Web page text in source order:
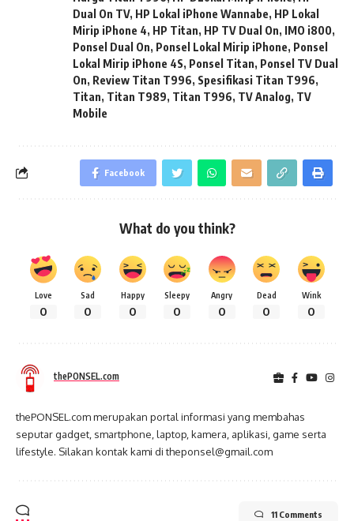
Dual On TV, HP Lokal iPhone Wannabe, HP Lokal
Mirip iPhone 4, HP Titan, HP TV Dual On, IMO i800,
Ponsel Dual On, Ponsel Lokal Mirip iPhone, Ponsel
Lokal Mirip iPhone 4S, Ponsel Titan, Ponsel TV Dual
On, Review Titan T996, Spesifikasi Titan T996,
Titan, Titan T989, Titan T996, TV Analog, TV
Mobile
Facebook
What do you think?
Love
0
Sad
0
Happy
0
Sleepy
0
Angry
0
Dead
0
Wink
0
thePONSEL.com
thePONSEL.com merupakan portal informasi yang membahas
seputar gadget, smartphone, laptop, kamera, aplikasi, game serta
lifestyle. Silakan kontak kami di theponsel@gmail.com
11 Comments